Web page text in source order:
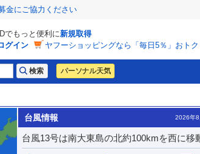
金にご協力ください
IDでもっと便利に新規取得
グイン
ヤフーショッピングなら「毎日5％」おトク
パーソナル天気
台風情報 2026年
台風13号は南大東島の北約100kmを西に移